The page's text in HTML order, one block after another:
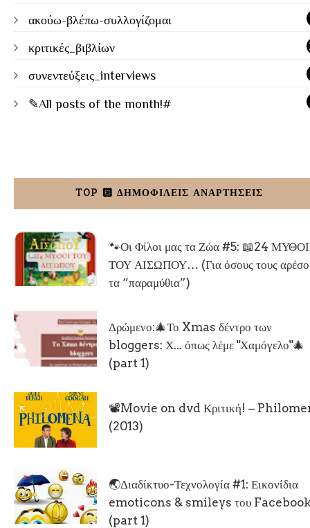
ακούω-βλέπω-συλλογίζομαι
κριτικές_βιβλίων
συνεντεύξεις_interviews
✎All posts of the month!#
TOP 🔟 ΔΗΜΟΦΙΛΕΙΣ ΑΝΑΡΤΗΣΕΙΣ
🐾Οι Φίλοι μας τα Ζώα #5: 📖24 ΜΥΘΟΙ
ΤΟΥ ΑΙΣΩΠΟΥ… (Για όσους τους
τα “παραμύθια”)
Δρώμενο:🎄Το Xmas δέντρο των
bloggers: Χ... όπως λέμε "Χαμόγελο"🎄
(part 1)
📽Movie on dvd Κριτική! –
(2013)
🌏Διαδίκτυο-Τεχνολογία #1: Εικονίδια
emoticons & smileys του
(part 1)